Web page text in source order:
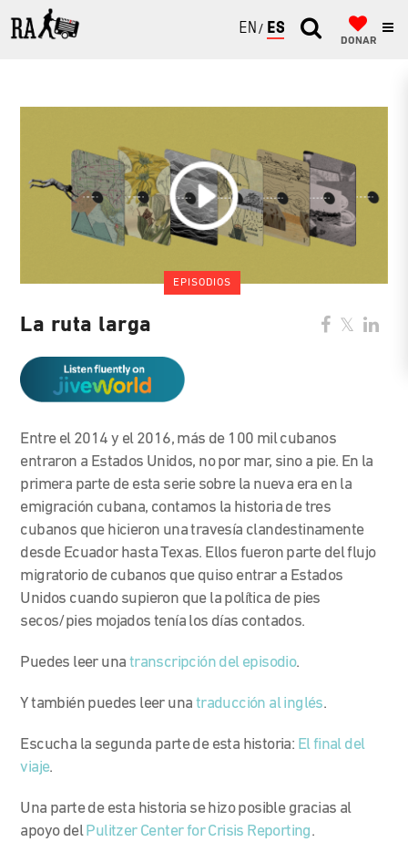
ENGLISH
ESPAÑOL
DONAR
EPISODIOS
La ruta larga
Entre el 2014 y el 2016, más de 100 mil cubanos
entraron a Estados Unidos, no por mar, sino a pie. En la
primera parte de esta serie sobre la nueva era en la
emigración cubana, contamos la historia de tres
cubanos que hicieron una travesía clandestinamente
desde Ecuador hasta Texas. Ellos fueron parte del flujo
migratorio de cubanos que quiso entrar a Estados
Unidos cuando supieron que la política de pies
secos/pies mojados tenía los días contados.
Puedes leer una transcripción del episodio.
Y también puedes leer una traducción al inglés.
Escucha la segunda parte de esta historia: El final del
viaje.
Una parte de esta historia se hizo posible gracias al
apoyo delPulitzer Center for Crisis Reporting.